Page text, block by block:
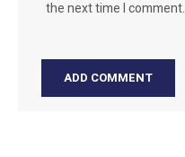
the next time I comment.